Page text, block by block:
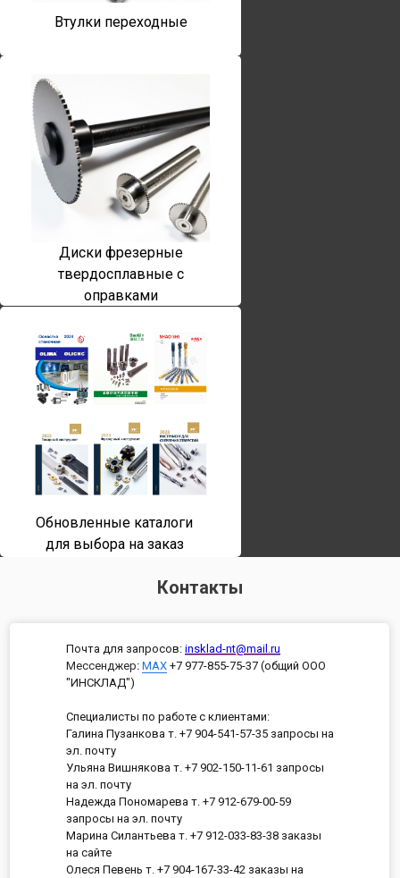
Втулки переходные
Диски фрезерные
твердосплавные с
оправками
Обновленные каталоги
для выбора на заказ
Контакты
Почта для запросов: insklad-nt@mail.ru
Мессенджер: MAX +7 977-855-75-37 (общий ООО
"ИНСКЛАД")
Специалисты по работе с клиентами:
Галина Пузанкова т. +7 904-541-57-35 запросы на
эл. почту
Ульяна Вишнякова т. +7 902-150-11-61 запросы
на эл. почту
Надежда Пономарева т. +7 912-679-00-59
запросы на эл. почту
Марина Силантьева т. +7 912-033-83-38 заказы
на сайте
Олеся Певень т. +7 904-167-33-42 заказы на